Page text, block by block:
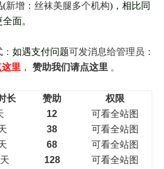
(新增：丝袜美腿多个机构)，相比同
面。
如遇支付问题可发消息给管理员：
里 ， 赞助我们请点这里 。
长 赞助
权限
12
可看全站图
38
可看全站图
68
可看全站图
128
可看全站图